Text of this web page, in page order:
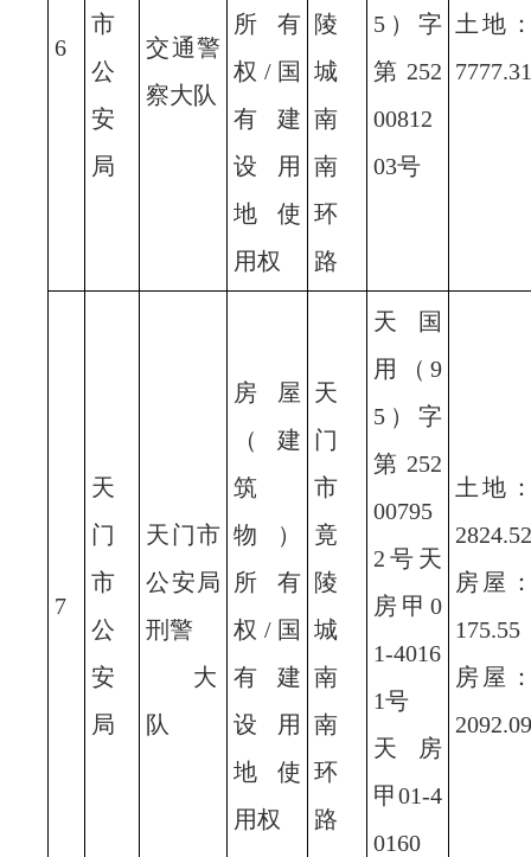
6
市
公
安
局
交通警
察大队
所有
权/国
有建
设用
地使
用权
陵
城
南
南
环
路
5）字
第252
00812
03号
土地
7777.31
7
天
门
市
公
安
局
天门市
公安局
刑警
大
队
房屋
（建
筑
物）
所有
权/国
有建
设用
地使
用权
天
门
市
竟
陵
城
南
南
环
路
天国
用（9
5）字
第252
00795
2号天
房甲0
1-4016
1号
天房
甲01-4
0160
土地
2824.52
房屋
175.55
房屋
2092.09